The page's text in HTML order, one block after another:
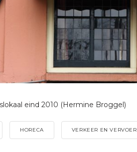
eind 2010 (Hermine Broggel)
HORECA VERKEER EN VERVOER